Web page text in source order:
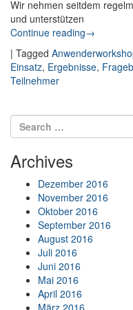
Wir nehmen seitdem
und unterstützen
Continue reading: Einblicke
→
| Tagged
Einsatz, Ergebnisse,
Teilnehmer
Post navigation
Search for:
Archives
Dezember 2016
November 2016
Oktober 2016
September 2016
August 2016
Juli 2016
Juni 2016
Mai 2016
April 2016